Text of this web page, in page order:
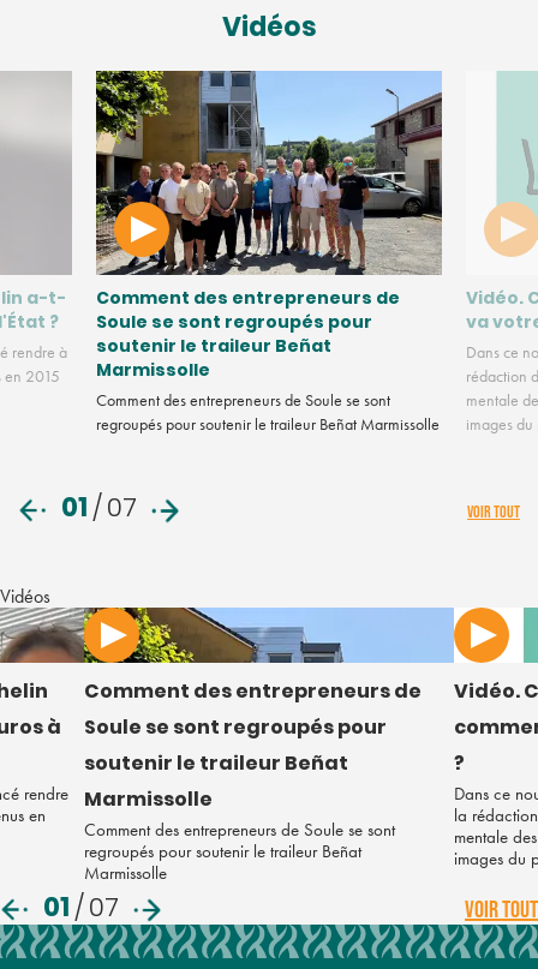
Vidéos
a-t-
?
rendre à
en 2015
Comment des entrepreneurs de
Soule se sont regroupés pour
soutenir le traileur Beñat
Marmissolle
Comment des entrepreneurs de Soule se sont
regroupés pour soutenir le traileur Beñat Marmissolle
Vidéo.
va
Dans ce
rédaction
mentale
images
01/07 VOIR TOUT
Vidéos
à
rendre
en
Comment des entrepreneurs de
Soule se sont regroupés pour
soutenir le traileur Beñat
Marmissolle
Comment des entrepreneurs de Soule se sont
regroupés pour soutenir le traileur Beñat
Marmissolle
Vidéo.
?
Dans ce
la
mentale
images du
01/07 VOIR TOUT